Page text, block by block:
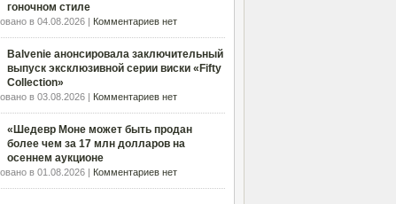
гоночном стиле
в 04.08.2026 | Комментариев нет
Balvenie анонсировала заключительный
выпуск эксклюзивной серии виски «Fifty
Collection»
в 03.08.2026 | Комментариев нет
«Шедевр Моне может быть продан
более чем за 17 млн долларов на
осеннем аукционе
в 01.08.2026 | Комментариев нет